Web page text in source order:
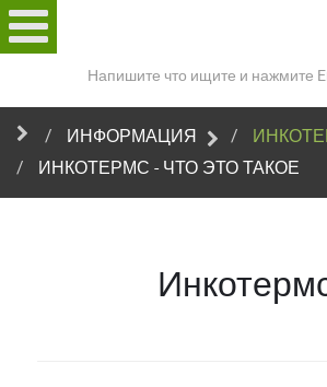
сайту
ИНФОРМАЦИЯ
ИНКОТЕРМС - ЧТО ЭТО ТАКОЕ